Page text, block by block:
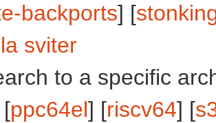
backports] [
sviter
to a specific
ppc64el] [riscv64] [